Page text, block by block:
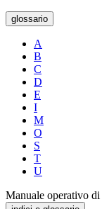
glossario
A
B
C
D
E
I
M
O
S
T
U
Manuale operativo di